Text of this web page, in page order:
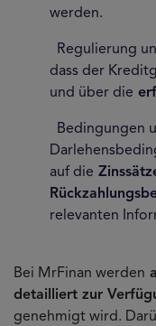
werden.
Regulierung
dass der
und über die
Bedingungen
auf die
relevanten
Bei MrFinan werden
detailliert zur
genehmigt wird.